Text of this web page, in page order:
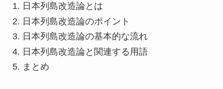
日本列島改造論とは
日本列島改造論のポイント
日本列島改造論の基本的な流れ
日本列島改造論と関連する用語
まとめ